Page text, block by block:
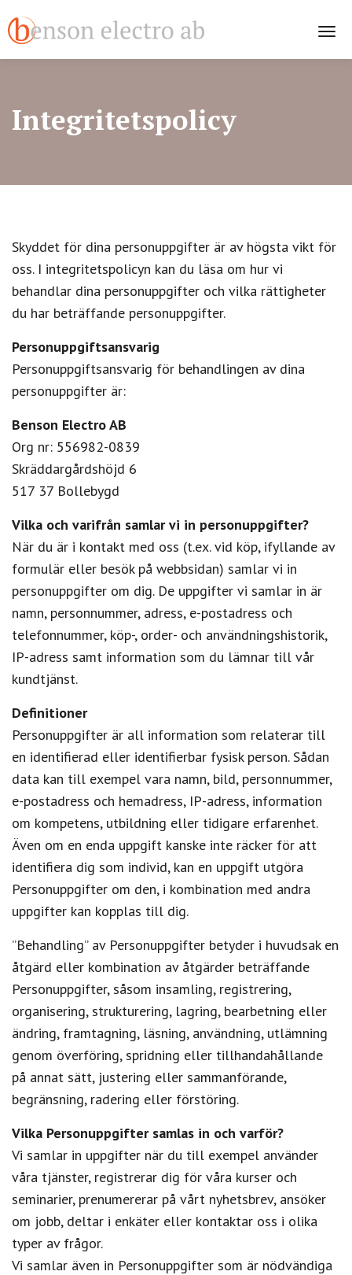
Integritetspolicy
Skyddet för dina personuppgifter är av högsta vikt för
oss. I integritetspolicyn kan du läsa om hur vi
behandlar dina personuppgifter och vilka rättigheter
du har beträffande personuppgifter.
Personuppgiftsansvarig
Personuppgiftsansvarig för behandlingen av dina
personuppgifter är:
Benson Electro AB
Org nr: 556982-0839
Skräddargårdshöjd 6
517 37 Bollebygd
Vilka och varifrån samlar vi in personuppgifter?
När du är i kontakt med oss (t.ex. vid köp, ifyllande av
formulär eller besök på webbsidan) samlar vi in
personuppgifter om dig. De uppgifter vi samlar in är
namn, personnummer, adress, e-postadress och
telefonnummer, köp-, order- och användningshistorik,
IP-adress samt information som du lämnar till vår
kundtjänst.
Definitioner
Personuppgifter är all information som relaterar till
en identifierad eller identifierbar fysisk person. Sådan
data kan till exempel vara namn, bild, personnummer,
e-postadress och hemadress, IP-adress, information
om kompetens, utbildning eller tidigare erfarenhet.
Även om en enda uppgift kanske inte räcker för att
identifiera dig som individ, kan en uppgift utgöra
Personuppgifter om den, i kombination med andra
uppgifter kan kopplas till dig.
”Behandling” av Personuppgifter betyder i huvudsak en
åtgärd eller kombination av åtgärder beträffande
Personuppgifter, såsom insamling, registrering,
organisering, strukturering, lagring, bearbetning eller
ändring, framtagning, läsning, användning, utlämning
genom överföring, spridning eller tillhandahållande
på annat sätt, justering eller sammanförande,
begränsning, radering eller förstöring.
Vilka Personuppgifter samlas in och varför?
Vi samlar in uppgifter när du till exempel använder
våra tjänster, registrerar dig för våra kurser och
seminarier, prenumererar på vårt nyhetsbrev, ansöker
om jobb, deltar i enkäter eller kontaktar oss i olika
typer av frågor.
Vi samlar även in Personuppgifter som är nödvändiga